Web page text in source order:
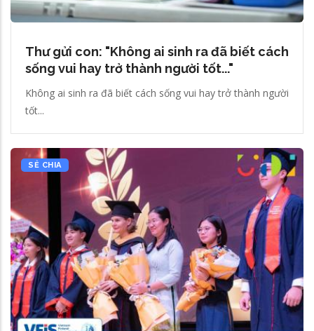
Thư gửi con: "Không ai sinh ra đã biết cách
sống vui hay trở thành người tốt..."
Không ai sinh ra đã biết cách sống vui hay trở thành người
tốt...
SẺ CHIA